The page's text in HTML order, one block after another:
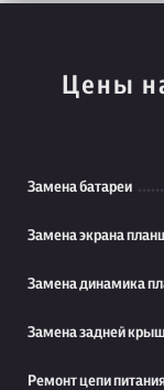
Цены
Замена батареи
Замена экрана
Замена динамика
Замена задней
Ремонт цепи